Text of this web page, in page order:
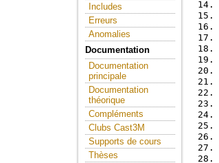
Includes
Erreurs
Anomalies
Documentation
Documentation
principale
Documentation
théorique
Compléments
Clubs Cast3M
Supports de cours
Thèses